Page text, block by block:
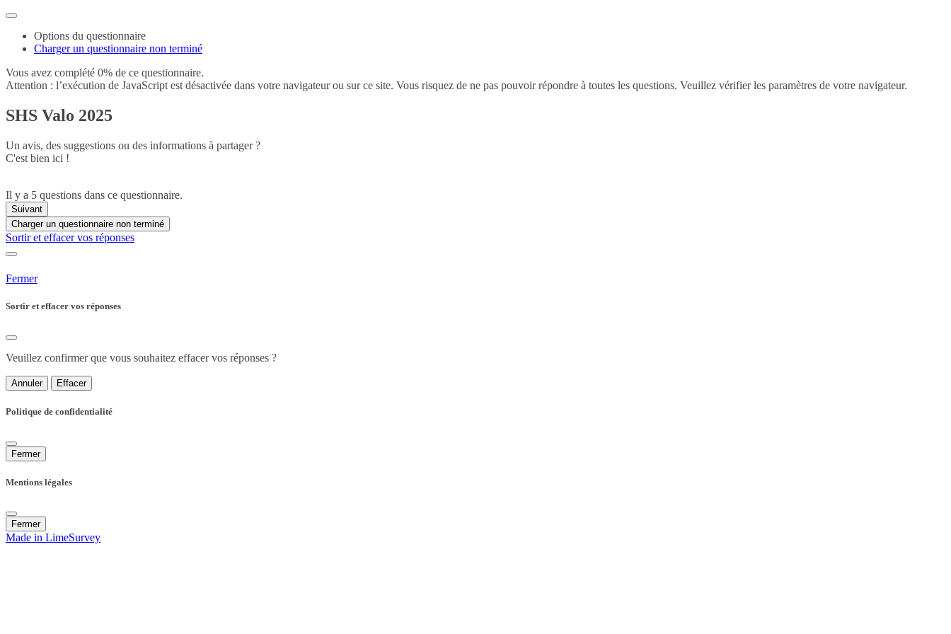
Options du questionnaire
Charger un questionnaire non terminé
Vous avez complété 0% de ce questionnaire.
Attention : l’exécution de JavaScript est désactivée dans votre navigateur ou sur ce site. Vous risquez de ne pas pouvoir répondre à toutes les questions. Veuillez vérifier les paramètres de votre navigateur.
SHS Valo 2025
Un avis, des suggestions ou des informations à partager ?
C'est bien ici !
Il y a 5 questions dans ce questionnaire.
Suivant
Charger un questionnaire non terminé
Sortir et effacer vos réponses
Fermer
Sortir et effacer vos réponses
Veuillez confirmer que vous souhaitez effacer vos réponses ?
Annuler Effacer
Politique de confidentialité
Fermer
Mentions légales
Fermer
Made in LimeSurvey